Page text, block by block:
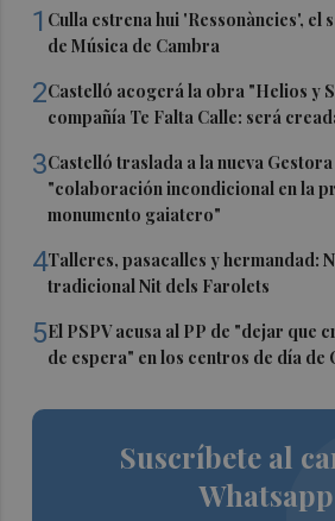
1 Culla estrena hui 'Ressonàncies', el
de Música de Cambra
2Castelló acogerá la obra "Helios y
compañía Te Falta Calle: será
3Castelló traslada a la nueva
"colaboración incondicional en la
monumento gaiatero"
4Talleres, pasacalles y hermandad:
tradicional Nit dels Farolets
5El PSPV acusa al PP de "dejar que
de espera" en los centros de día de
Suscríbete al
Whatsapp